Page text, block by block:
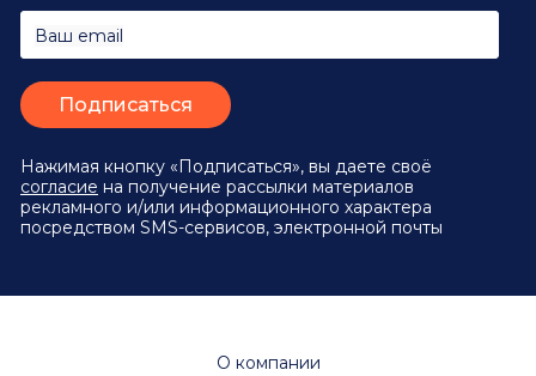
Ваш email
Нажимая кнопку «Подписаться», вы даете своё
согласие на получение рассылки материалов
рекламного и/или информационного характера
посредством SMS-сервисов, электронной почты
О компании